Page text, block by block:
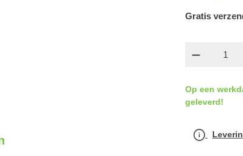
Gratis
Op een
geleverd!